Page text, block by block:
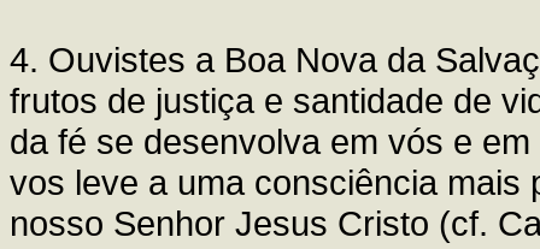
4. Ouvistes a Boa Nova da
frutos de justiça e santidade de
da fé se desenvolva em vós e
vos leve a uma consciência mais
nosso Senhor Jesus Cristo (cf.